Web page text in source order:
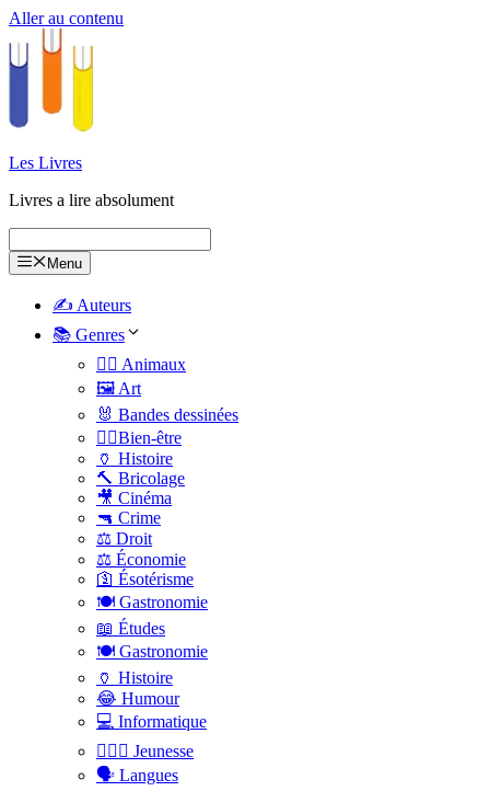
Aller au contenu
Les Livres
Livres a lire absolument
Menu
✍️ Auteurs
📚 Genres
🐕‍🦺 Animaux
🖼️ Art
🐰 Bandes dessinées
🧑‍⚕️Bien-être
🏺 Histoire
🔨 Bricolage
🎥 Cinéma
🔫 Crime
⚖️ Droit
⚖️ Économie
🛐 Ésotérisme
🍽️ Gastronomie
📖 Études
🍽️ Gastronomie
🏺 Histoire
😂 Humour
💻 Informatique
🤸🏽‍♀️ Jeunesse
🗣 Langues